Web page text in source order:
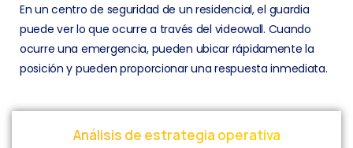
En un centro de seguridad de un residencial, el guardia
puede ver lo que ocurre a través del videowall. Cuando
ocurre una emergencia, pueden ubicar rápidamente la
posición y pueden proporcionar una respuesta inmediata.
Análisis de estrategia operativa